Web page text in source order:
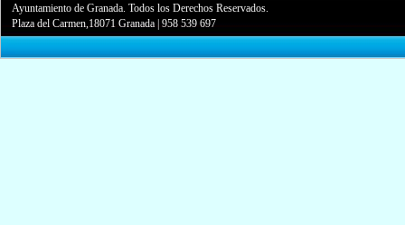
Ayuntamiento de Granada. Todos los Derechos Reservados.
Plaza del Carmen,18071 Granada |958 539 697